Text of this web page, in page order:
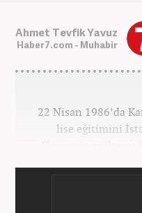
Ahmet Tevfik Yavuz
Haber7.com - Muhabir
22 Nisan 1986’da
lise eğitimini
Üniversitesi iktisat